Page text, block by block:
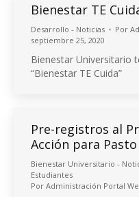
Bienestar TE
Desarrollo - Noticias Por
septiembre 25, 2020
Bienestar Universitario
“Bienestar TE Cuida”
Pre-registros al
Acción para Pasto
Bienestar Universitario -
Estudiantes
Por Administración Portal